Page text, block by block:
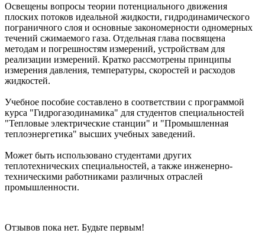
Освещены вопросы теории потенциального движения
плоских потоков идеальной жидкости, гидродинамического
пограничного слоя и основные закономерности одномерных
течений сжимаемого газа. Отдельная глава посвящена
методам и погрешностям измерений, устройствам для
реализации измерений. Кратко рассмотрены принципы
измерения давления, температуры, скоростей и расходов
жидкостей.
Учебное пособие составлено в соответствии с программой
курса "Гидрогазодинамика" для студентов специальностей
"Тепловые электрические станции" и "Промышленная
теплоэнергетика" высших учебных заведений.
Может быть использовано студентами других
теплотехнических специальностей, а также инженерно-
техническими работниками различных отраслей
промышленности.
Отзывов пока нет. Будьте первым!